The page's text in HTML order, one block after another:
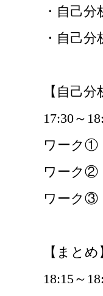
・自己
・自己
【自己分
17:30～
ワーク①
ワーク②
ワーク③
【まとめ
18:15～